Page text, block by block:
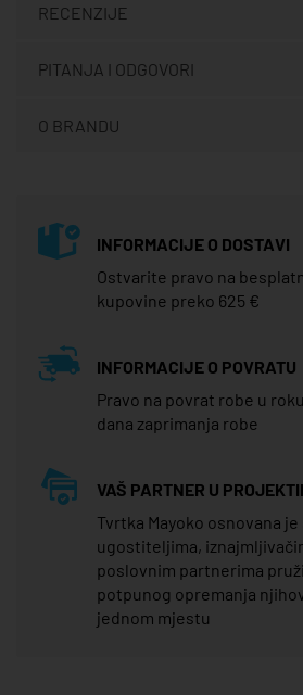
RECENZIJE
PITANJA I ODGOVORI
O BRANDU
INFORMACIJE O DOSTAVI
Ostvarite pravo na
kupovine preko 625 €
INFORMACIJE O POVRATU
Pravo na povrat robe u
dana zaprimanja robe
VAŠ PARTNER U
Tvrtka Mayoko osnovana
ugostiteljima,
poslovnim partnerima
potpunog opremanja
jednom mjestu